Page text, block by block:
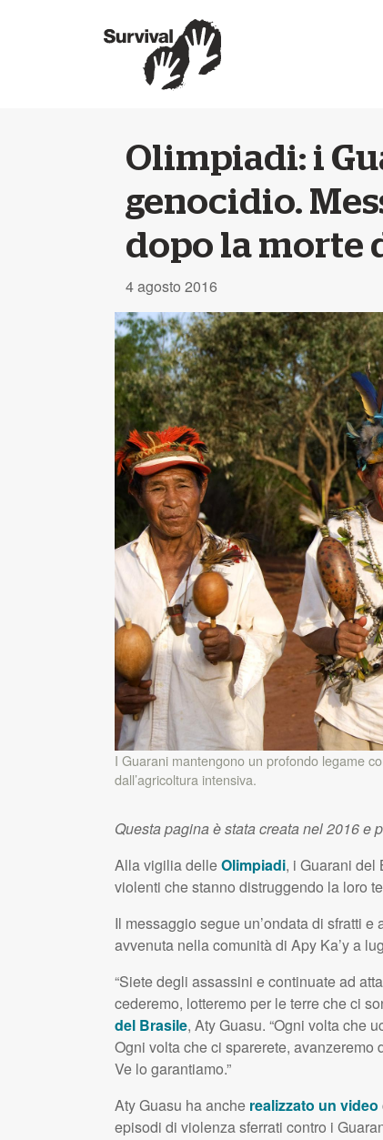
Olimpiadi: i
genocidio.
dopo la morte
4 agosto 2016
I Guarani mantengono un profondo legame
dall’agricoltura intensiva.
Questa pagina è stata creata nel 2016 e
Alla vigilia delleOlimpiadi, i Guarani del
violenti che stanno distruggendo la loro
Il messaggio segue un’ondata di sfratti
avvenuta nella comunità di Apy Ka’y a
“Siete degli assassini e continuate ad
cederemo, lotteremo per le terre che ci
del Brasile, Aty Guasu. “Ogni volta che
Ogni volta che ci sparerete, avanzeremo
Ve lo garantiamo.”
Aty Guasu ha anche realizzato un video
episodi di violenza sferrati contro i